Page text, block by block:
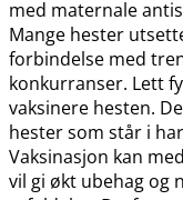
med maternale
Mange hester
forbindelse med
konkurranser. Lett
vaksinere hesten.
hester som står i
Vaksinasjon kan
vil gi økt ubehag og